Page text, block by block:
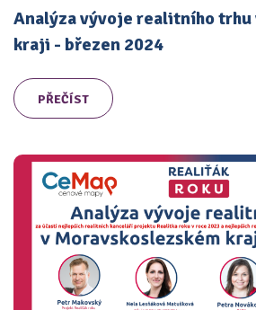
Analýza vývoje realitního trhu
kraji - březen 2024
PŘEČÍST